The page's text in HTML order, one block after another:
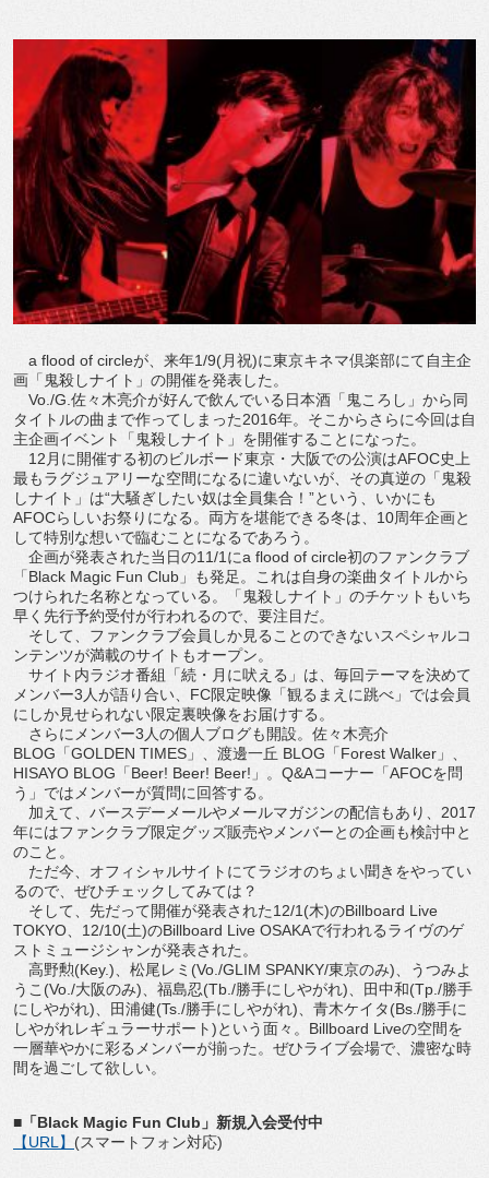
a flood of circleが、来年1/9(月祝)に東京キネマ倶楽部にて自主企
画「鬼殺しナイト」の開催を発表した。
Vo./G.佐々木亮介が好んで飲んでいる日本酒「鬼ころし」から同
タイトルの曲まで作ってしまった2016年。そこからさらに今回は自
主企画イベント「鬼殺しナイト」を開催することになった。
12月に開催する初のビルボード東京・大阪での公演はAFOC史上
最もラグジュアリーな空間になるに違いないが、その真逆の「鬼殺
しナイト」は“大騒ぎしたい奴は全員集合！”という、いかにも
AFOCらしいお祭りになる。両方を堪能できる冬は、10周年企画と
して特別な想いで臨むことになるであろう。
企画が発表された当日の11/1にa flood of circle初のファンクラブ
「Black Magic Fun Club」も発足。これは自身の楽曲タイトルから
つけられた名称となっている。「鬼殺しナイト」のチケットもいち
早く先行予約受付が行われるので、要注目だ。
そして、ファンクラブ会員しか見ることのできないスペシャルコ
ンテンツが満載のサイトもオープン。
サイト内ラジオ番組「続・月に吠える」は、毎回テーマを決めて
メンバー3人が語り合い、FC限定映像「観るまえに跳べ」では会員
にしか見せられない限定裏映像をお届けする。
さらにメンバー3人の個人ブログも開設。佐々木亮介
BLOG「GOLDEN TIMES」、渡邊一丘 BLOG「Forest Walker」、
HISAYO BLOG「Beer! Beer! Beer!」。Q&Aコーナー「AFOCを問
う」ではメンバーが質問に回答する。
加えて、バースデーメールやメールマガジンの配信もあり、2017
年にはファンクラブ限定グッズ販売やメンバーとの企画も検討中と
のこと。
ただ今、オフィシャルサイトにてラジオのちょい聞きをやってい
るので、ぜひチェックしてみては？
そして、先だって開催が発表された12/1(木)のBillboard Live
TOKYO、12/10(土)のBillboard Live OSAKAで行われるライヴのゲ
ストミュージシャンが発表された。
高野勲(Key.)、松尾レミ(Vo./GLIM SPANKY/東京のみ)、うつみよ
うこ(Vo./大阪のみ)、福島忍(Tb./勝手にしやがれ)、田中和(Tp./勝手
にしやがれ)、田浦健(Ts./勝手にしやがれ)、青木ケイタ(Bs./勝手に
しやがれレギュラーサポート)という面々。Billboard Liveの空間を
一層華やかに彩るメンバーが揃った。ぜひライブ会場で、濃密な時
間を過ごして欲しい。
■「Black Magic Fun Club」新規入会受付中
【URL】 (スマートフォン対応)